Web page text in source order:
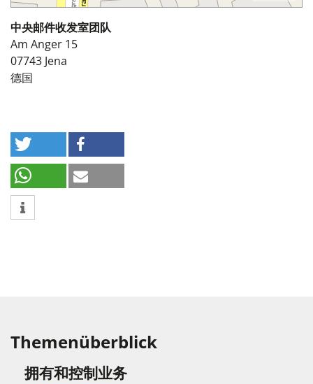
中央邮件收发室团队
Am Anger 15
07743 Jena
德国
Themenüberblick
拥有和控制业务